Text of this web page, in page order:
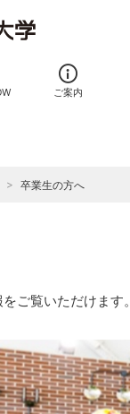
ご案内
卒業生の方へ
ご覧いただけます。